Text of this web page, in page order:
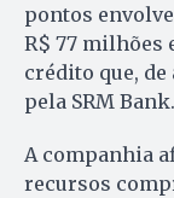
pontos
R$ 77 milhões
crédito que,
pela SRM Bank.
A companhia
recursos